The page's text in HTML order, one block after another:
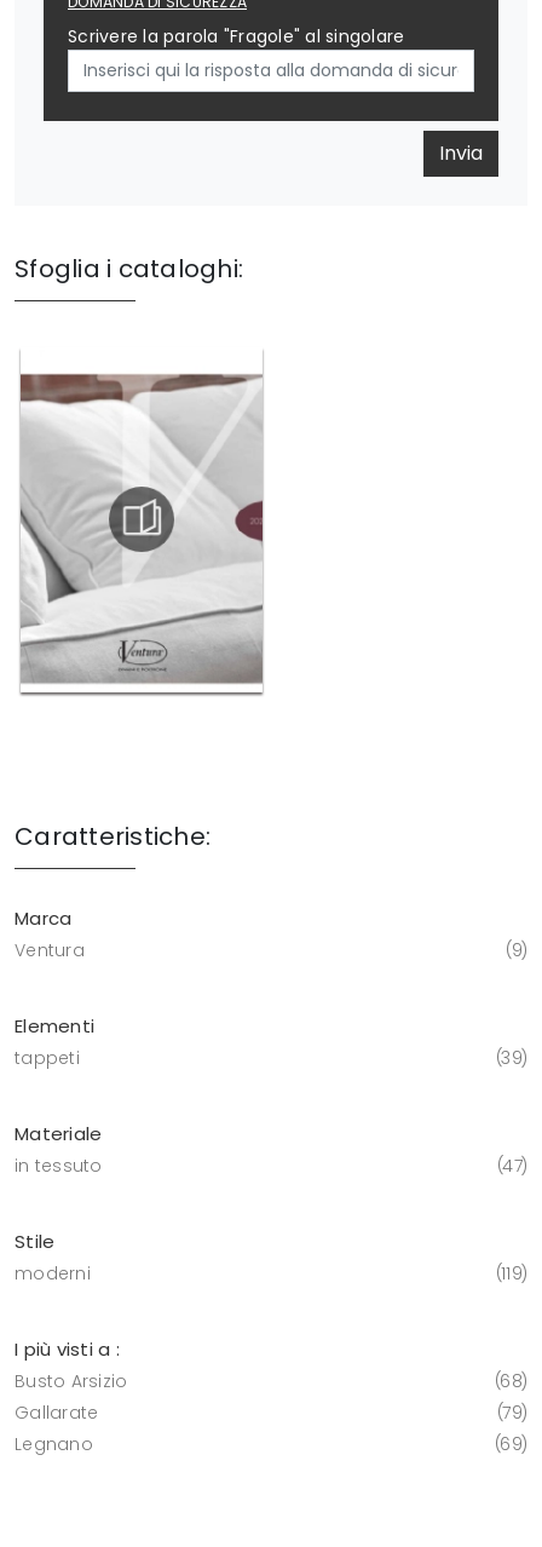
Scrivere la parola "Fragole" al singolare
Invia
Sfoglia i cataloghi:
Caratteristiche:
Marca
Ventura 9
Elementi
tappeti 39
Materiale
in tessuto 47
Stile
moderni 119
I più visti a :
Busto Arsizio
68
Gallarate
79
Legnano
69